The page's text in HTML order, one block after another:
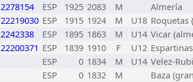
2278154 ESP 1925 2083 M
Almería
22219030 ESP 1915 1924 M U18 Roquetas
2242338 ESP 1895 1863 M U14 Vicar
22200371 ESP 1839 1910 F U12
ESP 0 1834 M U14 Velez-
ESP 0 1832 M
Baza